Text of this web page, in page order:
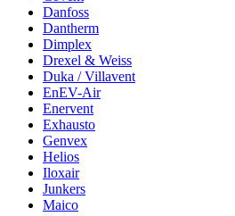
Danfoss
Dantherm
Dimplex
Drexel & Weiss
Duka / Villavent
EnEV-Air
Enervent
Exhausto
Genvex
Helios
Iloxair
Junkers
Maico